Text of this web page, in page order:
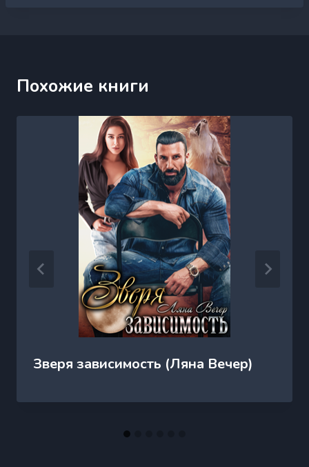
Похожие книги
Зверя зависимость (Ляна Вечер)